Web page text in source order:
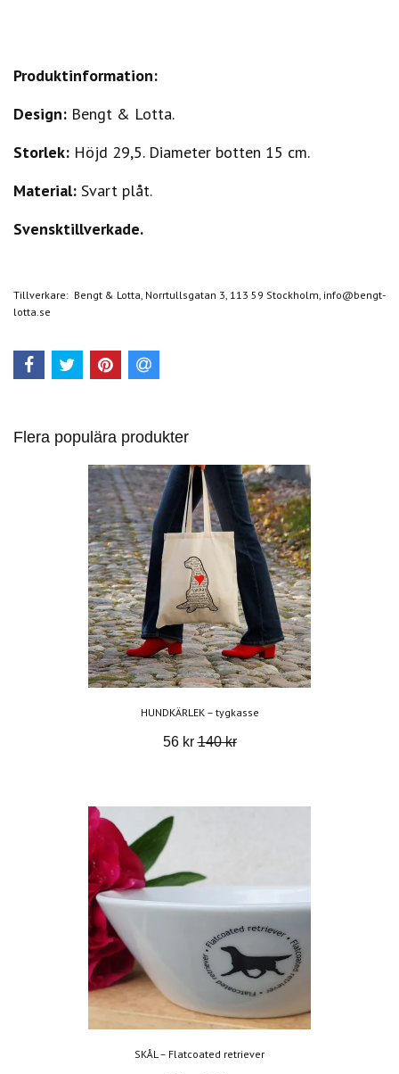
Produktinformation:
Design: Bengt & Lotta.
Storlek: Höjd 29,5. Diameter botten 15 cm.
Material: Svart plåt.
Svensktillverkade.
Tillverkare: Bengt & Lotta, Norrtullsgatan 3, 113 59 Stockholm, info@bengt-
lotta.se
Flera populära produkter
HUNDKÄRLEK – tygkasse
56 kr140 kr
SKÅL – Flatcoated retriever